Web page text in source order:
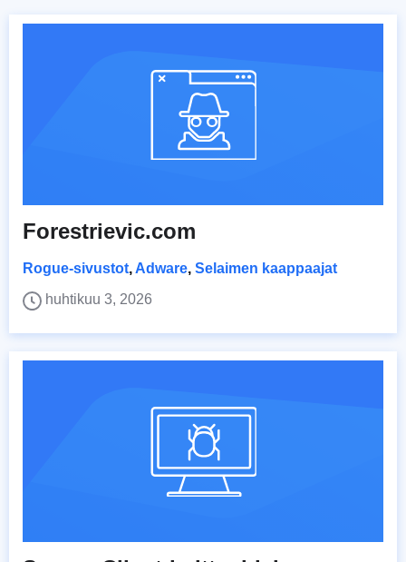
Forestrievic.com
Rogue-sivustot, Adware, Selaimen kaappaajat
huhtikuu 3, 2026